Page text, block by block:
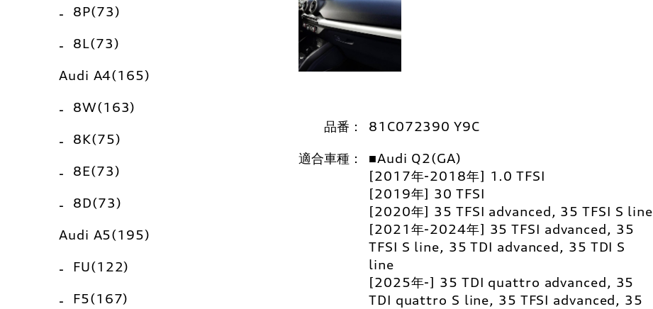
8P(73)
8L(73)
Audi A4(165)
8W(163)
8K(75)
8E(73)
8D(73)
Audi A5(195)
FU(122)
F5(167)
品番： 81C072390 Y9C
適合車種：
■Audi Q2(GA)
[2017年-2018年] 1.0 TFSI
[2019年] 30 TFSI
[2020年] 35 TFSI advanced, 35 TFSI S line
[2021年-2024年] 35 TFSI advanced, 35
TFSI S line, 35 TDI advanced, 35 TDI S
line
[2025年-] 35 TDI quattro advanced, 35
TDI quattro S line, 35 TFSI advanced, 35